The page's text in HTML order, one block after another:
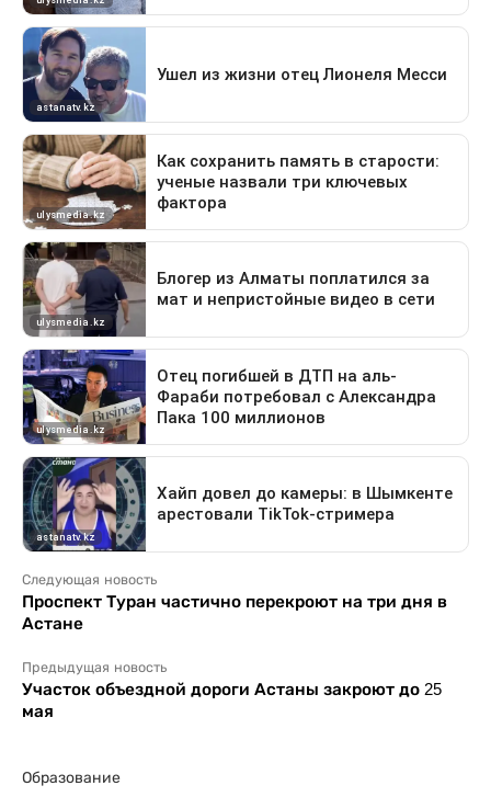
Следующая новость
Проспект Туран частично перекроют на три дня в
Астане
Предыдущая новость
Участок объездной дороги Астаны закроют до 25
мая
Образование